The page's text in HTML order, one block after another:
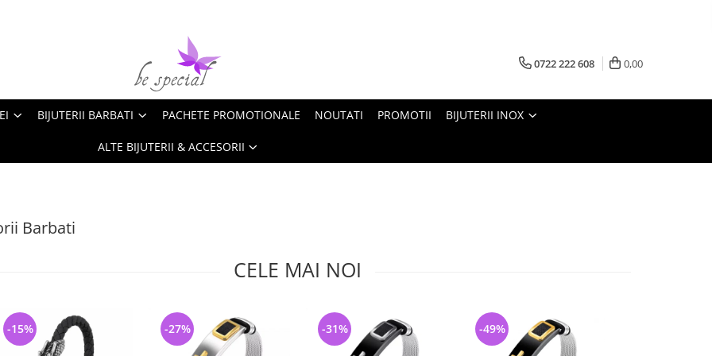
0722 222 608 0,00
BIJUTERII BARBATI PACHETE PROMOTIONALE NOUTATI PROMOTII BIJUTERII INOX
ALTE BIJUTERII & ACCESORII
Barbati
CELE MAI NOI
-15% -27% -31% -49%